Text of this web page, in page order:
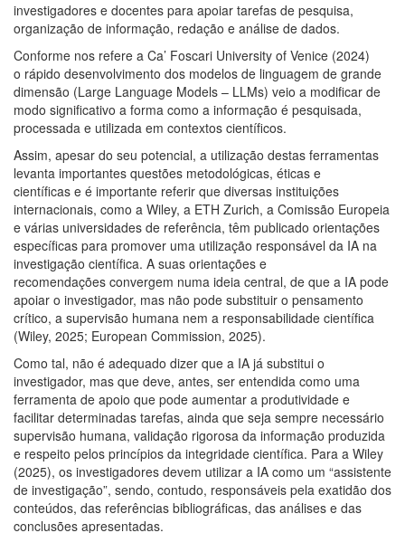
investigadores e docentes para apoiar tarefas de pesquisa,
organização de informação, redação e análise de dados.
Conforme nos refere a Ca’ Foscari University of Venice (2024)
o rápido desenvolvimento dos modelos de linguagem de grande
dimensão (Large Language Models – LLMs) veio a modificar de
modo significativo a forma como a informação é pesquisada,
processada e utilizada em contextos científicos.
Assim, apesar do seu potencial, a utilização destas ferramentas
levanta importantes questões metodológicas, éticas e
científicas e é importante referir que diversas instituições
internacionais, como a Wiley, a ETH Zurich, a Comissão Europeia
e várias universidades de referência, têm publicado orientações
específicas para promover uma utilização responsável da IA na
investigação científica. A suas orientações e
recomendações convergem numa ideia central, de que a IA pode
apoiar o investigador, mas não pode substituir o pensamento
crítico, a supervisão humana nem a responsabilidade científica
(Wiley, 2025; European Commission, 2025).
Como tal, não é adequado dizer que a IA já substitui o
investigador, mas que deve, antes, ser entendida como uma
ferramenta de apoio que pode aumentar a produtividade e
facilitar determinadas tarefas, ainda que seja sempre necessário
supervisão humana, validação rigorosa da informação produzida
e respeito pelos princípios da integridade científica. Para a Wiley
(2025), os investigadores devem utilizar a IA como um “assistente
de investigação”, sendo, contudo, responsáveis pela exatidão dos
conteúdos, das referências bibliográficas, das análises e das
conclusões apresentadas.